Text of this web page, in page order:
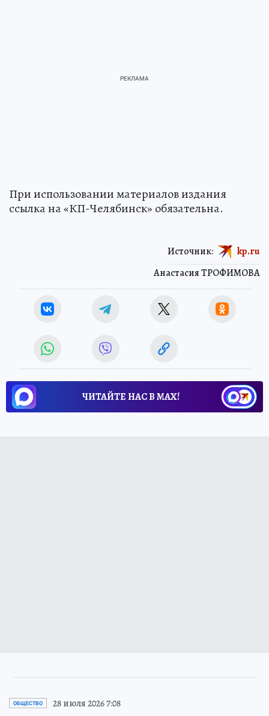
При использовании материалов издания
ссылка на «КП-Челябинск» обязательна.
Анастасия ТРОФИМОВА
Источник: kp.ru
ЧИТАЙТЕ НАС В МАХ!
ОБЩЕСТВО 28 июля 2026 7:08